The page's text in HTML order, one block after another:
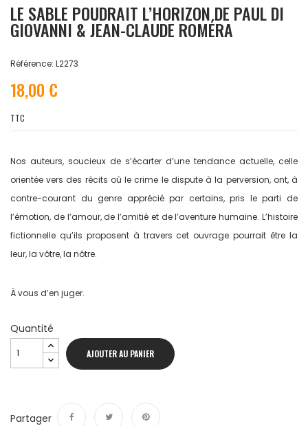
LE SABLE POUDRAIT L’HORIZON DE PAUL DI
GIOVANNI & JEAN-CLAUDE ROMÉRA
Référence: L2273
18,00 €
TTC
Nos auteurs, soucieux de s’écarter d’une tendance actuelle, celle
orientée vers des récits où le crime le dispute à la perversion, ont, à
contre-courant du genre apprécié par certains, pris le parti de
l’émotion, de l’amour, de l’amitié et de l’aventure humaine. L’histoire
fictionnelle qu’ils proposent à travers cet ouvrage pourrait être la
leur, la vôtre, la nôtre.
À vous d’en juger.
Quantité
AJOUTER AU PANIER
Partager